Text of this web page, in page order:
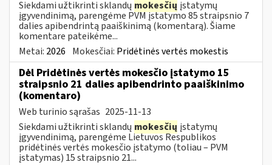
Siekdami užtikrinti sklandų mokesčių įstatymų
įgyvendinimą, parengėme PVM įstatymo 85 straipsnio 7
dalies apibendrintą paaiškinimą (komentarą). Šiame
komentare pateikėme...
Metai: 2026 Mokesčiai: Pridėtinės vertės mokestis
Dėl Pridėtinės vertės mokesčio įstatymo 15
straipsnio 21 dalies apibendrinto paaiškinimo
(komentaro)
Web turinio sąrašas 2025-11-13
Siekdami užtikrinti sklandų mokesčių įstatymų
įgyvendinimą, parengėme Lietuvos Respublikos
pridėtinės vertės mokesčio įstatymo (toliau – PVM
įstatymas) 15 straipsnio 21...